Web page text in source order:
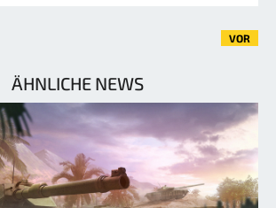
VOR
ÄHNLICHE NEWS